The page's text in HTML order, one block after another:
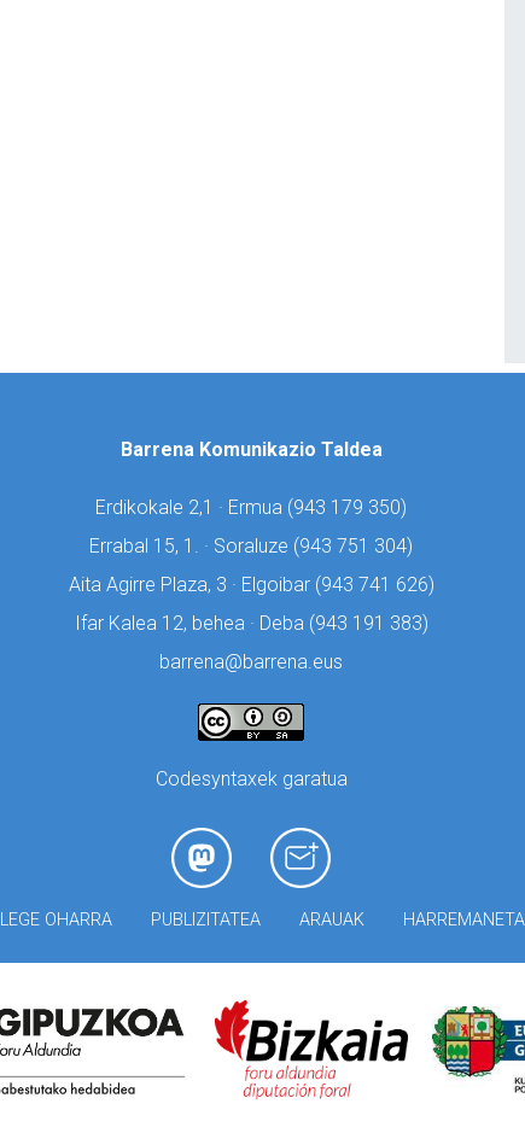
Barrena Komunikazio Taldea
Erdikokale 2,1 · Ermua (943 179 350)
Errabal 15, 1. · Soraluze (943 751 304)
Aita Agirre Plaza, 3 · Elgoibar (943 741 626)
Ifar Kalea 12, behea · Deba (943 191 383)
barrena@barrena.eus
Codesyntaxek garatua
LEGE OHARRA PUBLIZITATEA ARAUAK